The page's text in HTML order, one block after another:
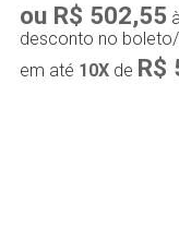
ou R$ 502,55
desconto no
em até 10X de R$